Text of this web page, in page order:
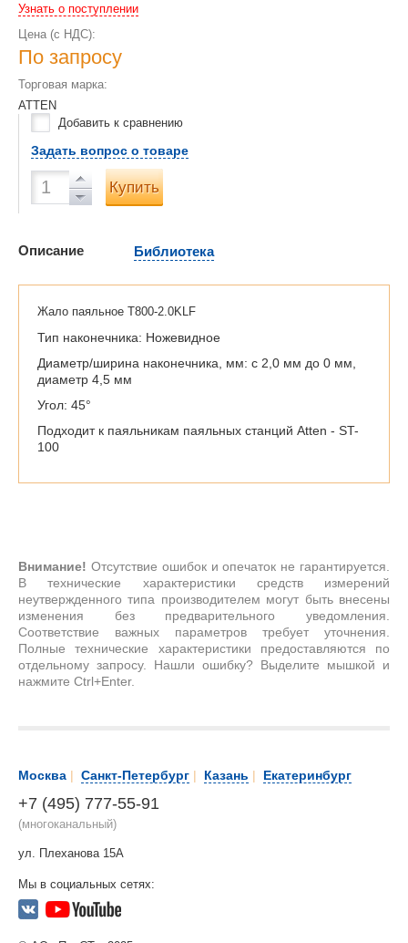
Узнать о поступлении
Цена (с НДС):
По запросу
Торговая марка:
ATTEN
Добавить к сравнению
Задать вопрос о товаре
Купить
Описание Библиотека
Жало паяльное T800-2.0KLF
Тип наконечника: Ножевидное
Диаметр/ширина наконечника, мм: с 2,0 мм до 0 мм,
диаметр 4,5 мм
Угол: 45°
Подходит к паяльникам паяльных станций Atten - ST-
100
Внимание! Отсутствие ошибок и опечаток не гарантируется.
В технические характеристики средств измерений
неутвержденного типа производителем могут быть внесены
изменения без предварительного уведомления.
Соответствие важных параметров требует уточнения.
Полные технические характеристики предоставляются по
отдельному запросу. Нашли ошибку? Выделите мышкой и
нажмите Ctrl+Enter.
Москва | Санкт-Петербург | Казань | Екатеринбург
+7 (495) 777-55-91
(многоканальный)
ул. Плеханова 15А
Мы в социальных сетях: